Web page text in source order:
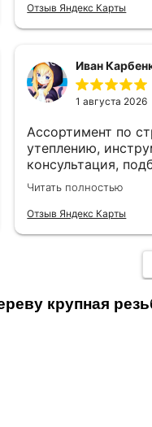
Отзыв Яндекс Карты
Иван
1 августа 2026
Ассортимент по
утеплению,
консультация,
уровне.
строительства и
Читать полностью
Отзыв Яндекс Карты
крупная